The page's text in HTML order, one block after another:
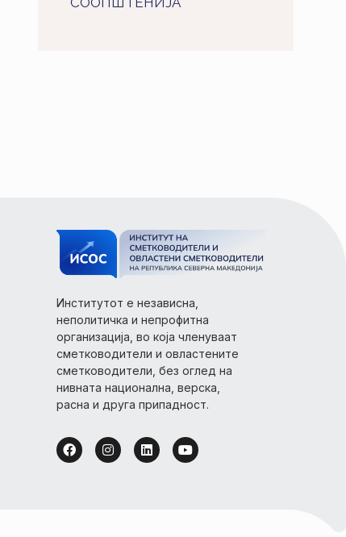
Институтот е независна,
неполитичка и непрофитна
организација, во која членуваат
сметководители и овластените
сметководители, без оглед на
нивната национална, верска,
расна и друга припадност.